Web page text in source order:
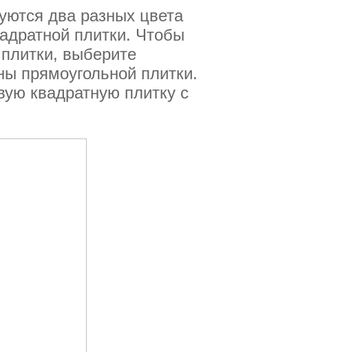
два разных цвета
плитки. Чтобы
выберите
прямоугольной плитки.
квадратную плитку с